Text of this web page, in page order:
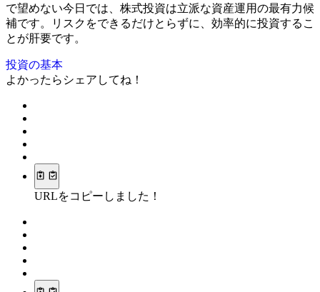
で望めない今日では、株式投資は立派な資産運用の最有力候
補です。リスクをできるだけとらずに、効率的に投資するこ
とが肝要です。
投資の基本
よかったらシェアしてね！
URLをコピーしました！